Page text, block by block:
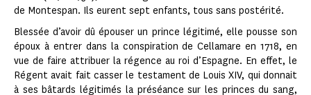
de Montespan. Ils eurent sept enfants, tous sans postérité.
Blessée d’avoir dû épouser un prince légitimé, elle pousse son
époux à entrer dans la conspiration de Cellamare en 1718, en
vue de faire attribuer la régence au roi d’Espagne. En effet, le
Régent avait fait casser le testament de Louis XIV, qui donnait
à ses bâtards légitimés la préséance sur les princes du sang,